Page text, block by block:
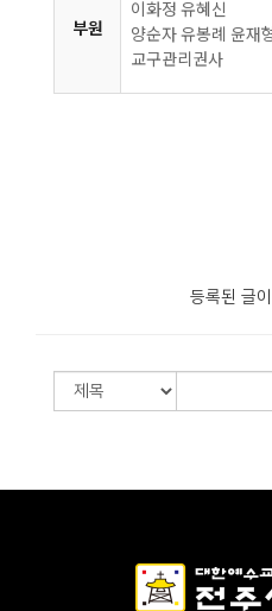
부원
이화정 유혜신
양순자 유봉례 윤재
교구관리권사
등록된 글